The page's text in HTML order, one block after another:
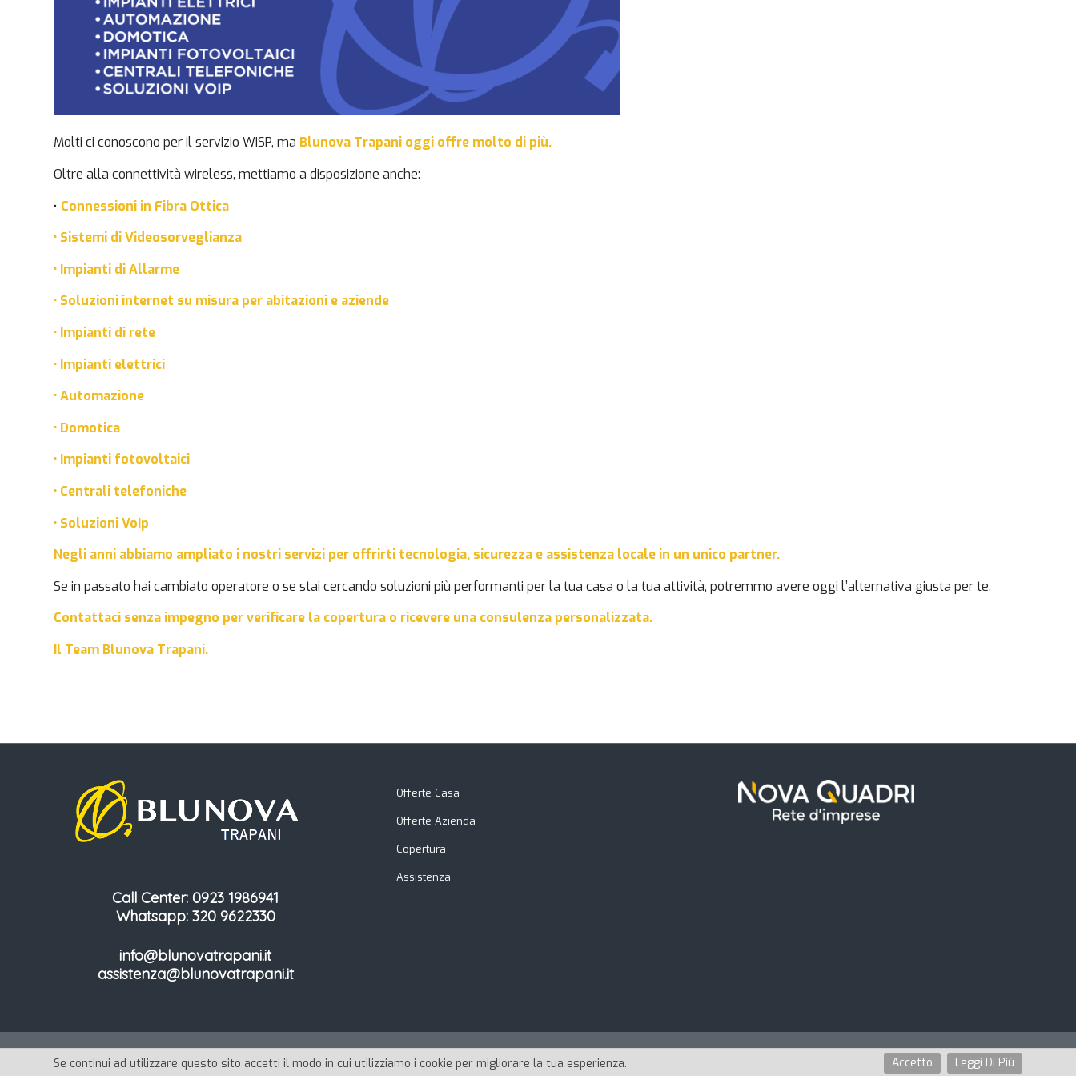
Molti ci conoscono per il servizio WISP, ma Blunova Trapani oggi offre molto di più.
Oltre alla connettività wireless, mettiamo a disposizione anche:
• Connessioni in Fibra Ottica
• Sistemi di Videosorveglianza
• Impianti di Allarme
• Soluzioni internet su misura per abitazioni e aziende
• Impianti di rete
• Impianti elettrici
• Automazione
• Domotica
• Impianti fotovoltaici
• Centrali telefoniche
• Soluzioni VoIp
Negli anni abbiamo ampliato i nostri servizi per offrirti tecnologia, sicurezza e assistenza locale in un unico partner.
Se in passato hai cambiato operatore o se stai cercando soluzioni più performanti per la tua casa o la tua attività, potremmo avere oggi l’alternativa giusta per te.
Contattaci senza impegno per verificare la copertura o ricevere una consulenza personalizzata.
Il Team Blunova Trapani.
Call Center: 0923 1986941
Whatsapp: 320 9622330
info@blunovatrapani.it
assistenza@blunovatrapani.it
Offerte Casa
Offerte Azienda
Copertura
Assistenza
Privacy Policy Cookie Policy
Se continui ad utilizzare questo sito accetti il modo in cui utilizziamo i cookie per migliorare la tua esperienza. Leggi Di Più
Accetto